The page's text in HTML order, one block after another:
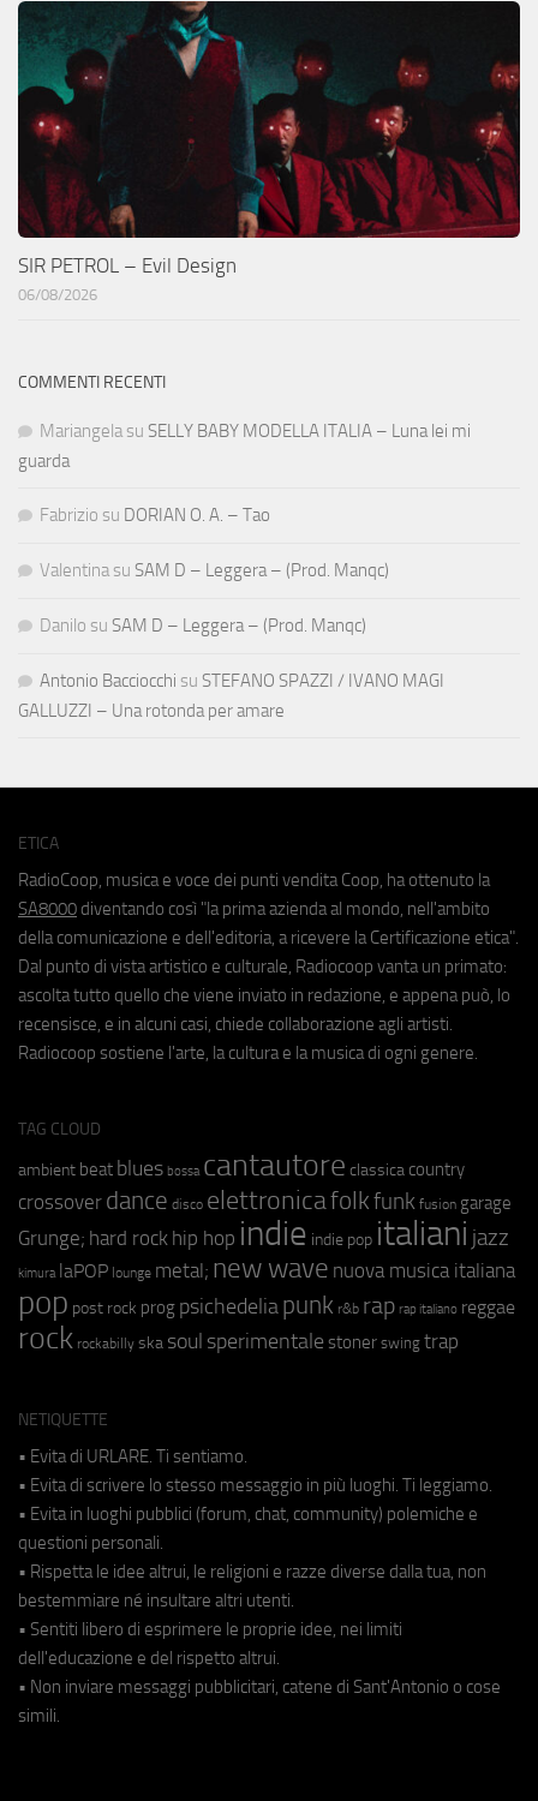
SIR PETROL – Evil Design
06/08/2026
COMMENTI RECENTI
Mariangela su SELLY BABY MODELLA ITALIA – Luna lei mi
guarda
Fabrizio su DORIAN O. A. – Tao
Valentina su SAM D – Leggera – (Prod. Manqc)
Danilo su SAM D – Leggera – (Prod. Manqc)
Antonio Bacciocchi su STEFANO SPAZZI / IVANO MAGI
GALLUZZI – Una rotonda per amare
ETICA
RadioCoop, musica e voce dei punti vendita Coop, ha ottenuto la
SA8000 diventando così "la prima azienda al mondo, nell'ambito
della comunicazione e dell'editoria, a ricevere la Certificazione etica".
Dal punto di vista artistico e culturale, Radiocoop vanta un primato:
ascolta tutto quello che viene inviato in redazione, e appena può, lo
recensisce, e in alcuni casi, chiede collaborazione agli artisti.
Radiocoop sostiene l'arte, la cultura e la musica di ogni genere.
TAG CLOUD
ambient beat blues bossa cantautore classica country
crossover dance disco elettronicafolkfunk fusion garage
Grunge; hard rock hip hop indie indie pop italiani jazz
kimura laPOP lounge metal; new wave nuova musica italiana
pop post rock prog psichedeliapunk r&b rap rap italiano reggae
rock rockabilly ska soul sperimentale stoner swing trap
NETIQUETTE
• Evita di URLARE. Ti sentiamo.
• Evita di scrivere lo stesso messaggio in più luoghi. Ti leggiamo.
• Evita in luoghi pubblici (forum, chat, community) polemiche e
questioni personali.
• Rispetta le idee altrui, le religioni e razze diverse dalla tua, non
bestemmiare né insultare altri utenti.
• Sentiti libero di esprimere le proprie idee, nei limiti
dell'educazione e del rispetto altrui.
• Non inviare messaggi pubblicitari, catene di Sant'Antonio o cose
simili.